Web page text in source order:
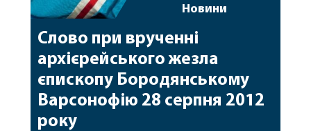
Новини
Слово при врученні
архієрейського жезла
єпископу Бородянському
Варсонофію 28 серпня 2012
року